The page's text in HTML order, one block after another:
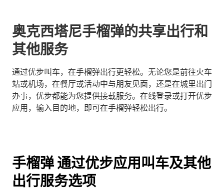
奥克西塔尼手榴弹的共享出行和
其他服务
通过优步叫车，在手榴弹出行更轻松。无论您是前往火车
站或机场，在餐厅或活动中与朋友见面，还是在城里出门
办事，优步都能为您提供接载服务。在线登录或打开优步
应用，输入目的地，即可在手榴弹轻松出行。
手榴弹 通过优步应用叫车及其他
出行服务选项